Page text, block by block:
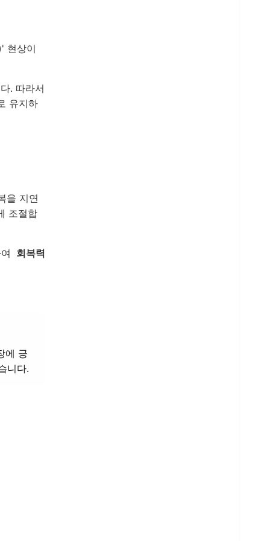
현상이
. 따라서
유지하
을 지연
조절합
회복력
에 긍
니다.